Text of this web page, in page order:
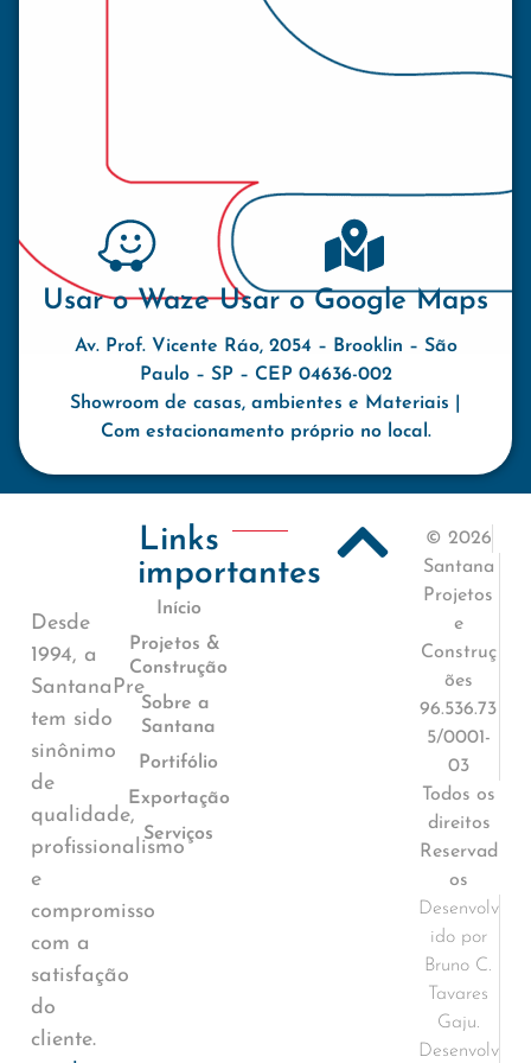
Usar o Waze Usar o Google Maps
Av. Prof. Vicente Ráo, 2054 – Brooklin – São
Paulo – SP – CEP 04636-002
Showroom de casas, ambientes e Materiais |
Com estacionamento próprio no local.
Desde
1994, a
SantanaPre
tem sido
sinônimo
de
qualidade,
profissionalismo
e
compromisso
com a
satisfação
do
cliente.
Links
importantes
Início
Projetos &
Construção
Sobre a
Santana
Portifólio
Exportação
Serviços
© 2026
Santana
Projetos
e
Construç
ões
96.536.73
5/0001-
03
Todos os
direitos
Reservad
os
Desenvolv
ido por
Bruno C.
Tavares
Gaju.
Desenvolv